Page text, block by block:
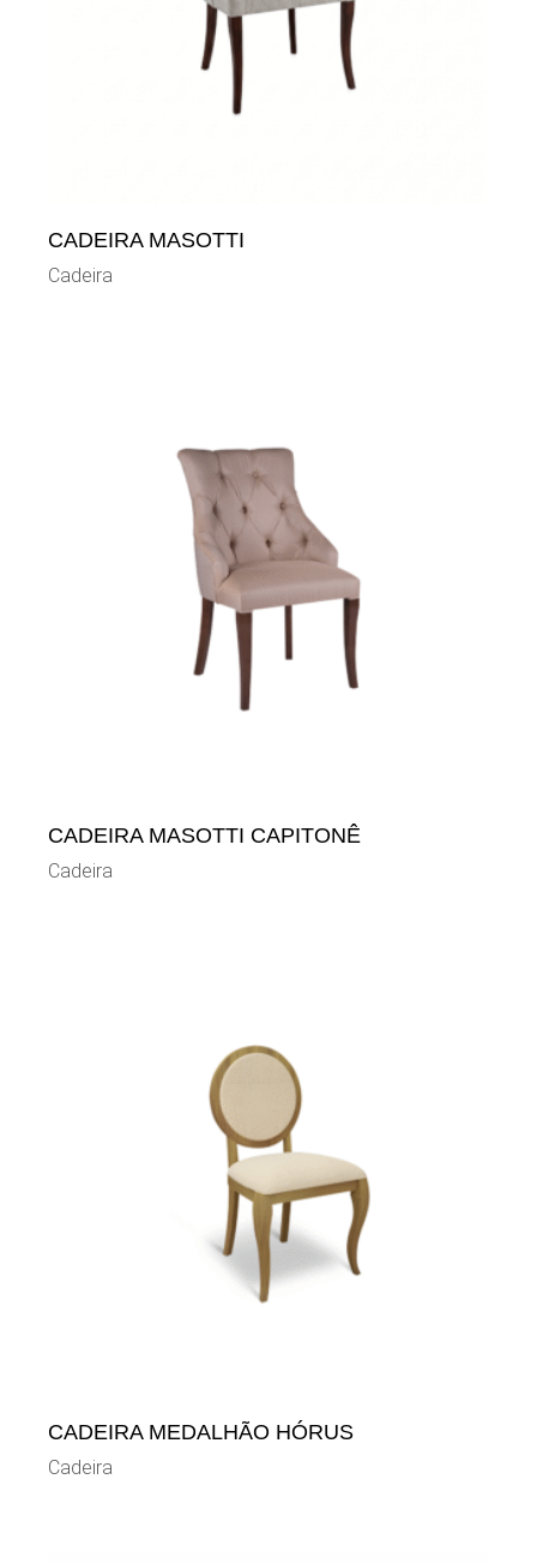
CADEIRA MASOTTI
Cadeira
CADEIRA MASOTTI CAPITONÊ
Cadeira
CADEIRA MEDALHÃO HÓRUS
Cadeira